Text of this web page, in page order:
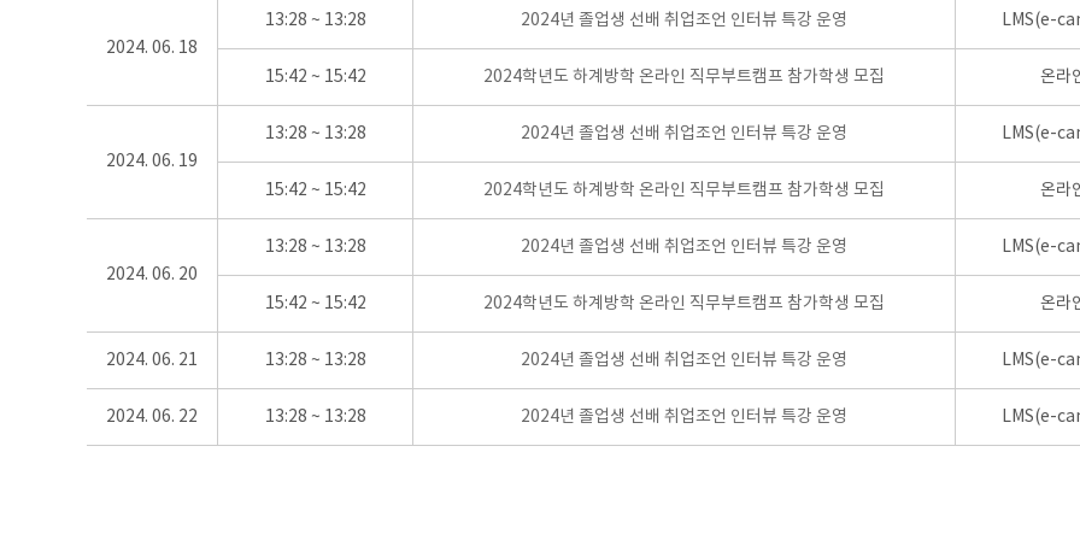
2024. 06. 18
13:28 ~ 13:28 2024년 졸업생 선배 취업조언 인터뷰 특강 운영 LMS(e-
15:42 ~ 15:42 2024학년도 하계방학 온라인 직무부트캠프 참가학생 모집 온라
2024. 06. 19
13:28 ~ 13:28 2024년 졸업생 선배 취업조언 인터뷰 특강 운영 LMS(e-
15:42 ~ 15:42 2024학년도 하계방학 온라인 직무부트캠프 참가학생 모집 온라
2024. 06. 20
13:28 ~ 13:28 2024년 졸업생 선배 취업조언 인터뷰 특강 운영 LMS(e-
15:42 ~ 15:42 2024학년도 하계방학 온라인 직무부트캠프 참가학생 모집 온라
2024. 06. 21 13:28 ~ 13:28 2024년 졸업생 선배 취업조언 인터뷰 특강 운영 LMS(e-
2024. 06. 22 13:28 ~ 13:28 2024년 졸업생 선배 취업조언 인터뷰 특강 운영 LMS(e-